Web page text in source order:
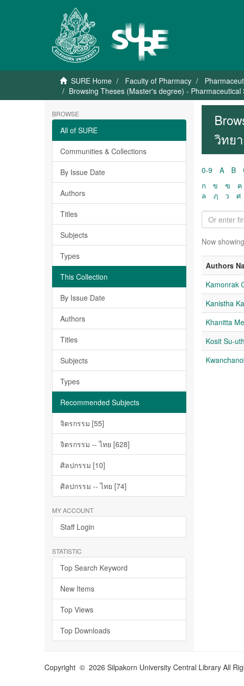
SURE Home Faculty of Pharmacy
Browsing Theses (Master's degree) -
BROWSE
All of SURE
Communities & Collections
By Issue Date
Authors
Titles
Subjects
Types
This Collection
By Issue Date
Authors
Titles
Subjects
Types
Recommended Subjects
จิตรกรรม [55]
จิตรกรรม -- ไทย [628]
ศิลปกรรม [10]
ศิลปกรรม -- ไทย [74]
MY ACCOUNT
Staff Login
STATISTIC
Top Search Keyword
New Items
Top Views
Top Downloads
วิทย
0-9 A B
ก
ข ฃ ค
ล
ฦ ว ศ
Now
Authors
Kamonrak
Kanistha
Khanitta
Kosit Su-
Copyright © 2026 Silpakorn University Central Library All